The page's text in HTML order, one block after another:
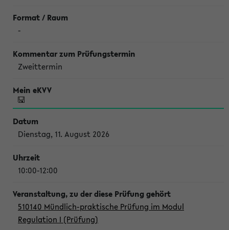
-
Zweittermin
Dienstag, 11. August 2026
10:00-12:00
510140 Mündlich-praktische Prüfung im Modul
Regulation I (Prüfung)